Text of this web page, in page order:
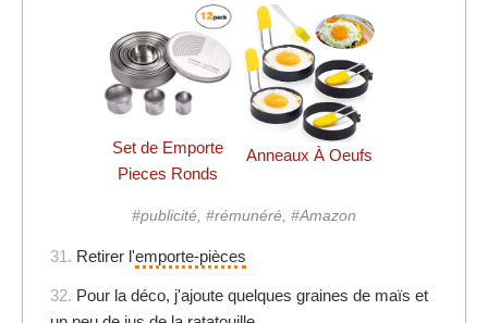
Set de Emporte
Pieces Ronds
Anneaux À Oeufs
#publicité, #rémunéré, #Amazon
31. Retirer l'emporte-pièces
32. Pour la déco, j'ajoute quelques graines de maïs et